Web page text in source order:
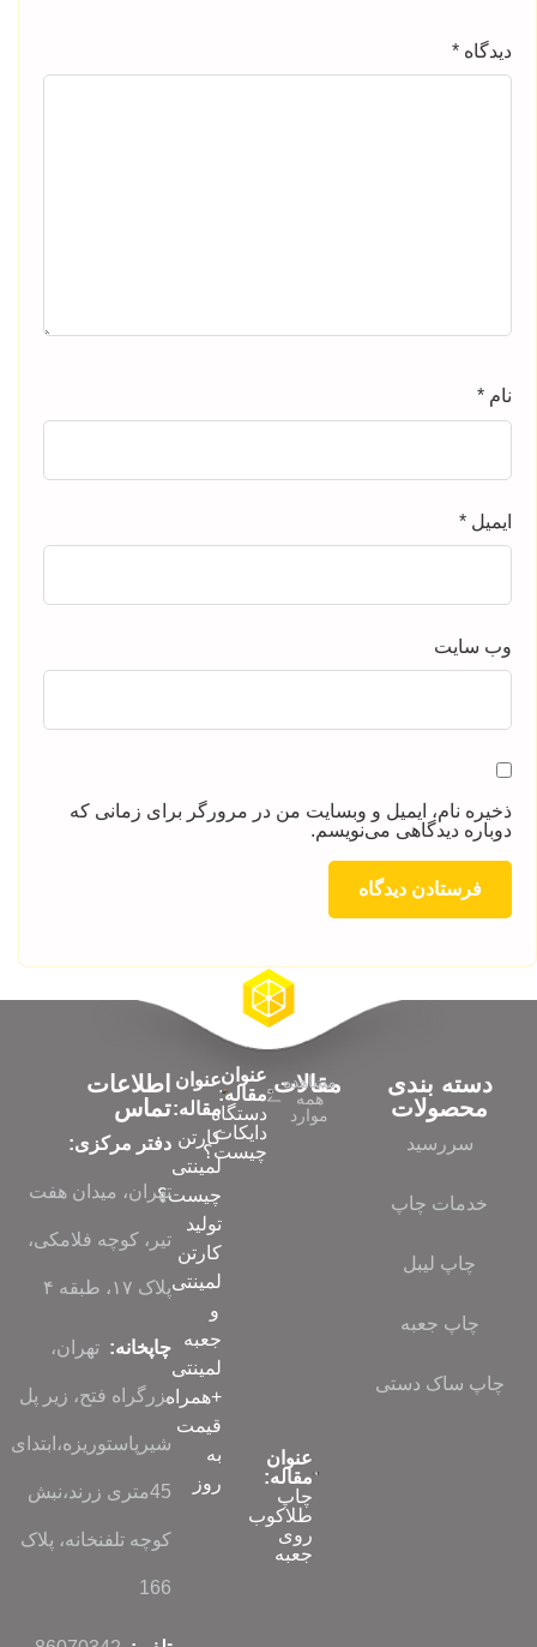
دیدگاه *
نام *
ایمیل *
وب‌ سایت
ذخیره نام، ایمیل و وبسایت من در مرورگر برای زمانی که
دوباره دیدگاهی می‌نویسم.
دسته بندی
محصولات
سررسید
خدمات چاپ
چاپ لیبل
چاپ جعبه
چاپ ساک دستی
مقالات
مشاهده
همه
موارد
عنوان
مقاله:
چاپ
طلاکوب
روی
جعبه
عنوان
مقاله:
دستگاه
دایکات
چیست؟
عنوان
مقاله:
کارتن
لمینتی
چیست؟
تولید
کارتن
لمینتی
و
جعبه
لمینتی
+همراه
قیمت
به
روز
اطلاعات
تماس
دفتر مرکزی:
تهران، میدان هفت
تیر، کوچه فلامکی،
پلاک ۱۷، طبقه ۴
چاپخانه: تهران،
بزرگراه فتح، زیر پل
شیرپاستوریزه،ابتدای
45متری زرند،نبش
کوچه تلفنخانه، پلاک
166